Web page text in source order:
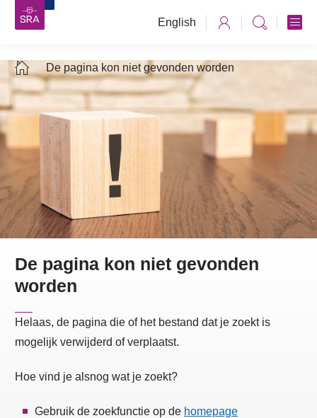
English
De pagina kon niet gevonden worden
De pagina kon niet gevonden
worden
Helaas, de pagina die of het bestand dat je zoekt is
mogelijk verwijderd of verplaatst.
Hoe vind je alsnog wat je zoekt?
Gebruik de zoekfunctie op de homepage